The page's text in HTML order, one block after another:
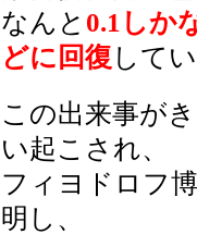
なんと 0.1しか
どに回復 して
この出来事が
い起こされ、
フィヨドロフ
明し、